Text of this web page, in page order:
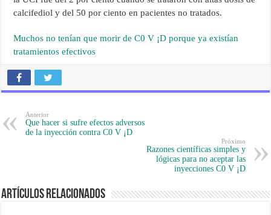
calcifediol y del 50 por ciento en pacientes no tratados.
Muchos no tenían que morir de C0 V ¡D porque ya existían
tratamientos efectivos
Anterior
Que hacer si sufre efectos adversos
de la inyección contra C0 V ¡D
Próximo
Razones científicas simples y
lógicas para no aceptar las
inyecciones C0 V ¡D
Artículos Relacionados